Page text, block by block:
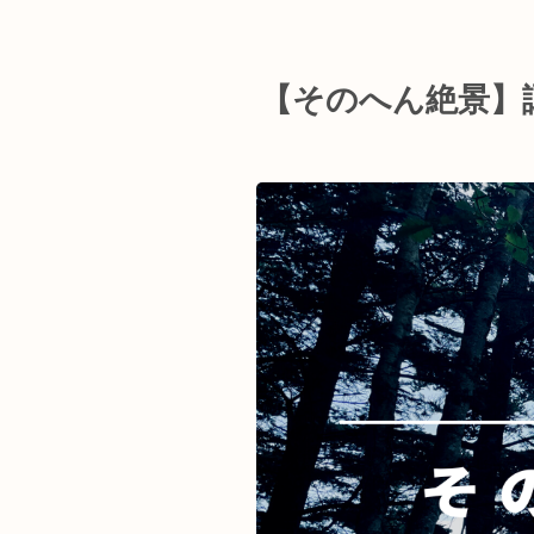
【そのへん絶景